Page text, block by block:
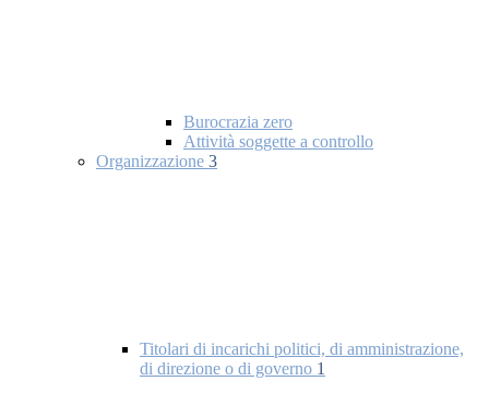
Burocrazia zero
Attività soggette a controllo
Organizzazione 3
Titolari di incarichi politici, di amministrazione,
di direzione o di governo 1